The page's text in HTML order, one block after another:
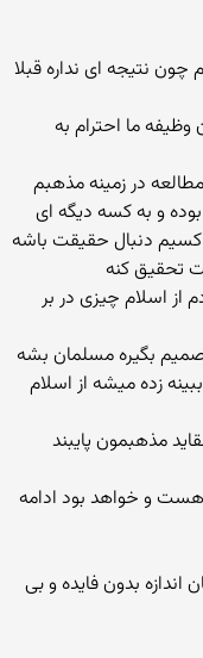
نتیجه ای نداره قبلا
ما احترام به
در زمینه مذهبم
و به کسه دیگه ای
دنبال حقیقت باشه
تحقیق کنه
از اسلام چیزی در بر
بگیره مسلمان بشه
زده میشه از اسلام
مذهبمون پایبند
گونه صحبت ها که ۱۴۰۰ ساله هست و خواهد بود ادامه
بدون فایده و بی